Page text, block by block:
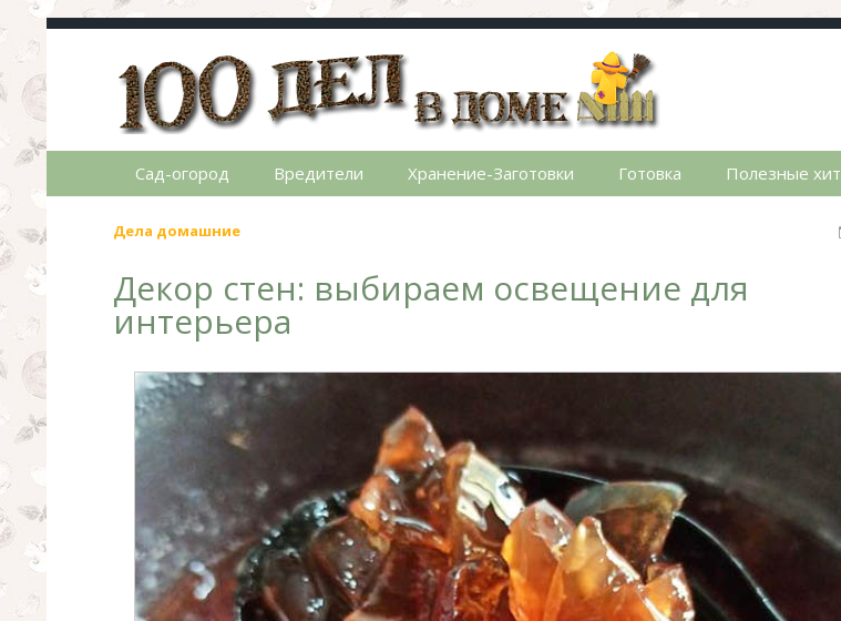
100 дел в доме
Полезные хитрости для легкой жизни в частном доме. Сад, огород, дела
Сад-огород Вредители Хранение-Заготовки Готовка Полезные
Дела домашние
Декор стен: выбираем освещение для
интерьера